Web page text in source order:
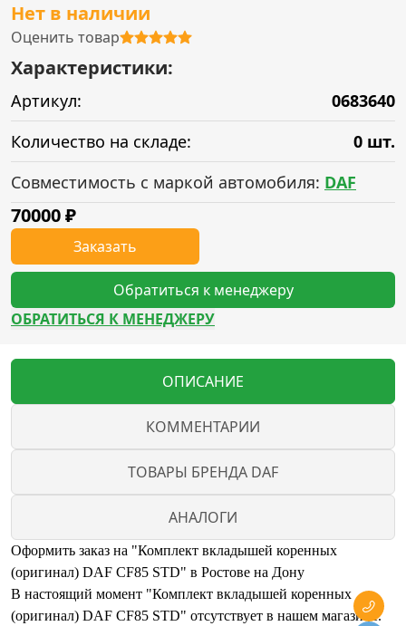
Нет в наличии
Оценить товар
Характеристики:
Артикул:
0683640
Количество на складе:
0 шт.
Совместимость с маркой автомобиля: DAF
70000₽
Заказать
Обратиться к менеджеру
ОБРАТИТЬСЯ К МЕНЕДЖЕРУ
ОПИСАНИЕ
КОММЕНТАРИИ
ТОВАРЫ БРЕНДА DAF
АНАЛОГИ
Оформить заказ на "Комплект вкладышей коренных
(оригинал) DAF CF85 STD" в Ростове на Дону
В настоящий момент "Комплект вкладышей коренных
(оригинал) DAF CF85 STD" отсутствует в нашем магазине.